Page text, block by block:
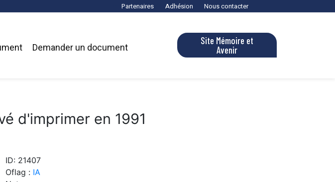
Partenaires Adhésion Nous contacter
Demander un document
Site Mémoire et
Avenir
d'imprimer en 1991
ID: 21407
Oflag : IA